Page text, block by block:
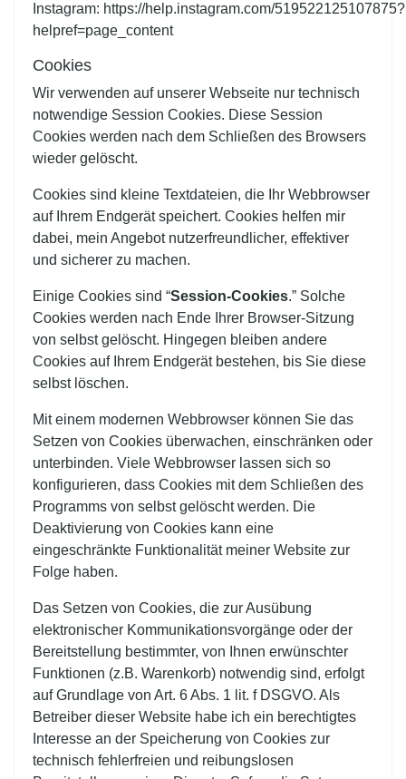
Instagram: https://help.instagram.com/519522125107875?
helpref=page_content
Cookies
Wir verwenden auf unserer Webseite nur technisch
notwendige Session Cookies. Diese Session
Cookies werden nach dem Schließen des Browsers
wieder gelöscht.
Cookies sind kleine Textdateien, die Ihr Webbrowser
auf Ihrem Endgerät speichert. Cookies helfen mir
dabei, mein Angebot nutzerfreundlicher, effektiver
und sicherer zu machen.
Einige Cookies sind “Session-Cookies.” Solche
Cookies werden nach Ende Ihrer Browser-Sitzung
von selbst gelöscht. Hingegen bleiben andere
Cookies auf Ihrem Endgerät bestehen, bis Sie diese
selbst löschen.
Mit einem modernen Webbrowser können Sie das
Setzen von Cookies überwachen, einschränken oder
unterbinden. Viele Webbrowser lassen sich so
konfigurieren, dass Cookies mit dem Schließen des
Programms von selbst gelöscht werden. Die
Deaktivierung von Cookies kann eine
eingeschränkte Funktionalität meiner Website zur
Folge haben.
Das Setzen von Cookies, die zur Ausübung
elektronischer Kommunikationsvorgänge oder der
Bereitstellung bestimmter, von Ihnen erwünschter
Funktionen (z.B. Warenkorb) notwendig sind, erfolgt
auf Grundlage von Art. 6 Abs. 1 lit. f DSGVO. Als
Betreiber dieser Website habe ich ein berechtigtes
Interesse an der Speicherung von Cookies zur
technisch fehlerfreien und reibungslosen